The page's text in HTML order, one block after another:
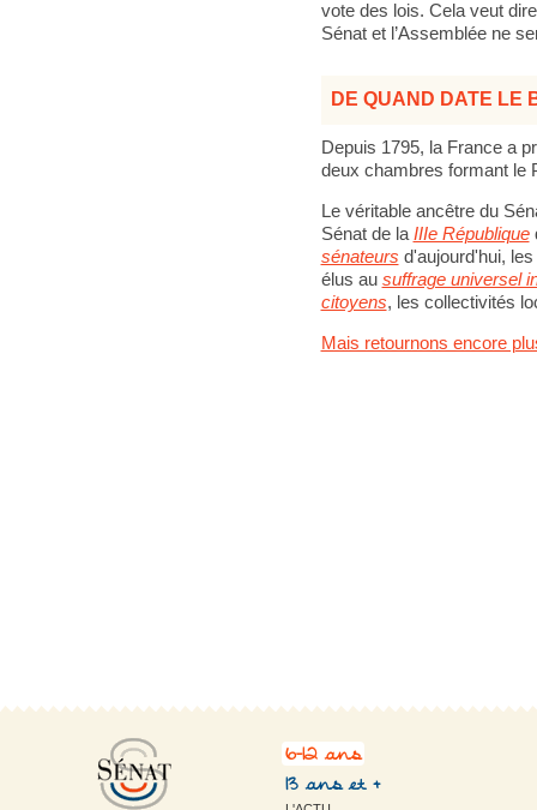
vote des lois. Cela veut
Sénat et l’Assemblée ne
DE QUAND DATE LE
Depuis 1795, la France a
deux chambres formant le
Le véritable ancêtre du
Sénat de la IIIe République
sénateurs d'aujourd'hui,
élus au suffrage universel
citoyens, les collectivités
Mais retournons encore
6-12 ans
13 ans et +